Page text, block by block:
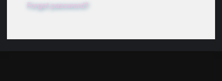
Forgot password?